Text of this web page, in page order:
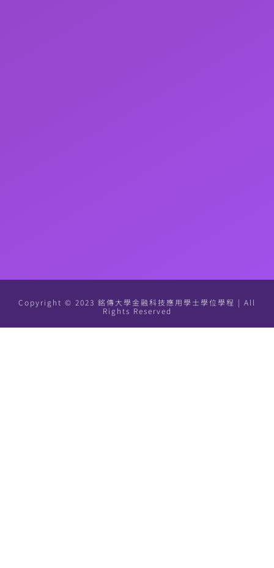
Copyright © 2023 銘傳大學金融科技應用學士學位學程 | All
Rights Reserved